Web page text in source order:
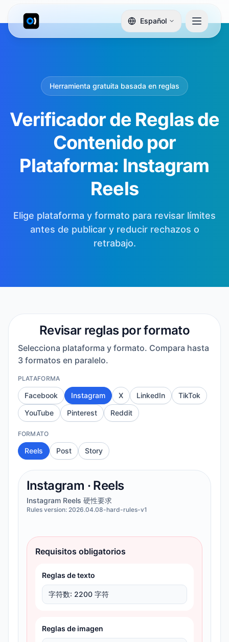
Español
Herramienta gratuita basada en reglas
Verificador de Reglas de
Contenido por
Plataforma: Instagram
Reels
Elige plataforma y formato para revisar límites
antes de publicar y reducir rechazos o
retrabajo.
Revisar reglas por formato
Selecciona plataforma y formato. Compara hasta
3 formatos en paralelo.
PLATAFORMA
Facebook Instagram X LinkedIn
TikTok
YouTube
Pinterest Reddit
FORMATO
Reels Post Story
Instagram · Reels
Instagram Reels 硬性要求
Rules version: 2026.04.08-hard-rules-v1
Requisitos obligatorios
Reglas de texto
字符数: 2200 字符
Reglas de imagen